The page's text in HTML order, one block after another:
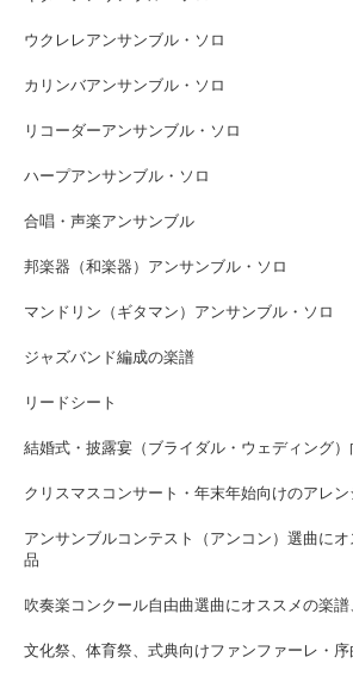
ウクレレアンサンブル・ソロ
カリンバアンサンブル・ソロ
リコーダーアンサンブル・ソロ
ハープアンサンブル・ソロ
合唱・声楽アンサンブル
邦楽器（和楽器）アンサンブル・ソロ
マンドリン（ギタマン）アンサンブル・ソロ
ジャズバンド編成の楽譜
リードシート
結婚式・披露宴（ブライダル・ウェディング
クリスマスコンサート・年末年始向けのアレン
アンサンブルコンテスト（アンコン）選曲に
品
吹奏楽コンクール自由曲選曲にオススメの楽譜
文化祭、体育祭、式典向けファンファーレ・序